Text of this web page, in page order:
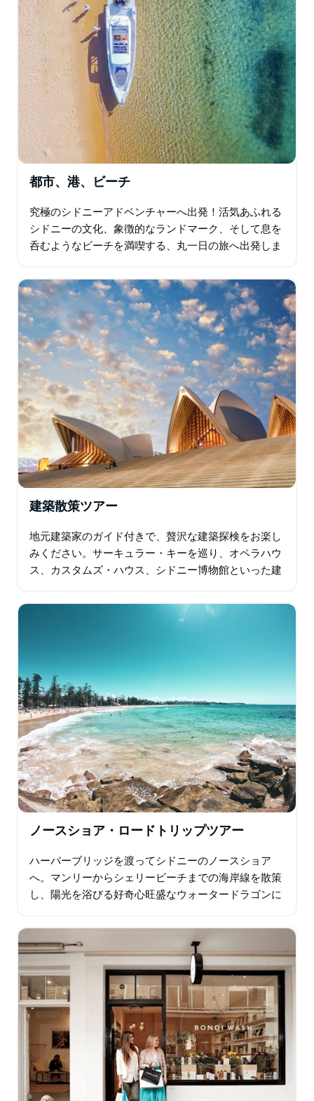
都市、港、ビーチ
究極のシドニーアドベンチャーへ出発！活気あふれる
シドニーの文化、象徴的なランドマーク、そして息を
呑むようなビーチを満喫する、丸一日の旅へ出発しま
ロックス地区の歴史的な街並みを散策した後…
建築散策ツアー
地元建築家のガイド付きで、贅沢な建築探検をお楽し
みください。サーキュラー・キーを巡り、オペラハウ
ス、カスタムズ・ハウス、シドニー博物館といった建
6個ほどお召し上がりいただきながら…
ノースショア・ロードトリップツアー
ハーバーブリッジを渡ってシドニーのノースショア
へ。マンリーからシェリービーチまでの海岸線を散策
し、陽光を浴びる好奇心旺盛なウォータードラゴンに
ッグロールと地元産のコーヒーを堪能しましょう…